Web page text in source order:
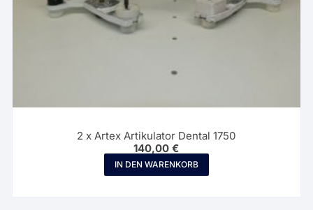
2 x Artex Artikulator Dental 1750
140,00€
IN DEN WARENKORB